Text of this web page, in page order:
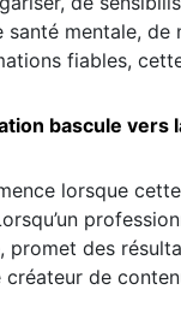
de
santé mentale,
lorsque
promet des
de